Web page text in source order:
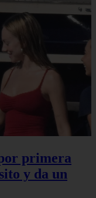
primera
y da un